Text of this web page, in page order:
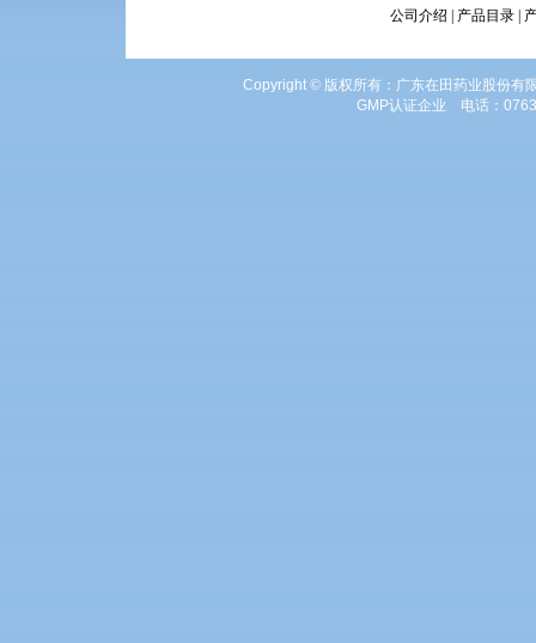
公司介绍 产品目录
Copyright © 版权所有：广东在田药业股份有
GMP认证企业 电话：